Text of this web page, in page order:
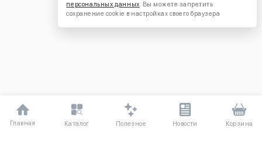
Главная Каталог Полезное Новости Корзина
персональных данных. Вы можете запретить
сохранение cookie в настройках своего браузера